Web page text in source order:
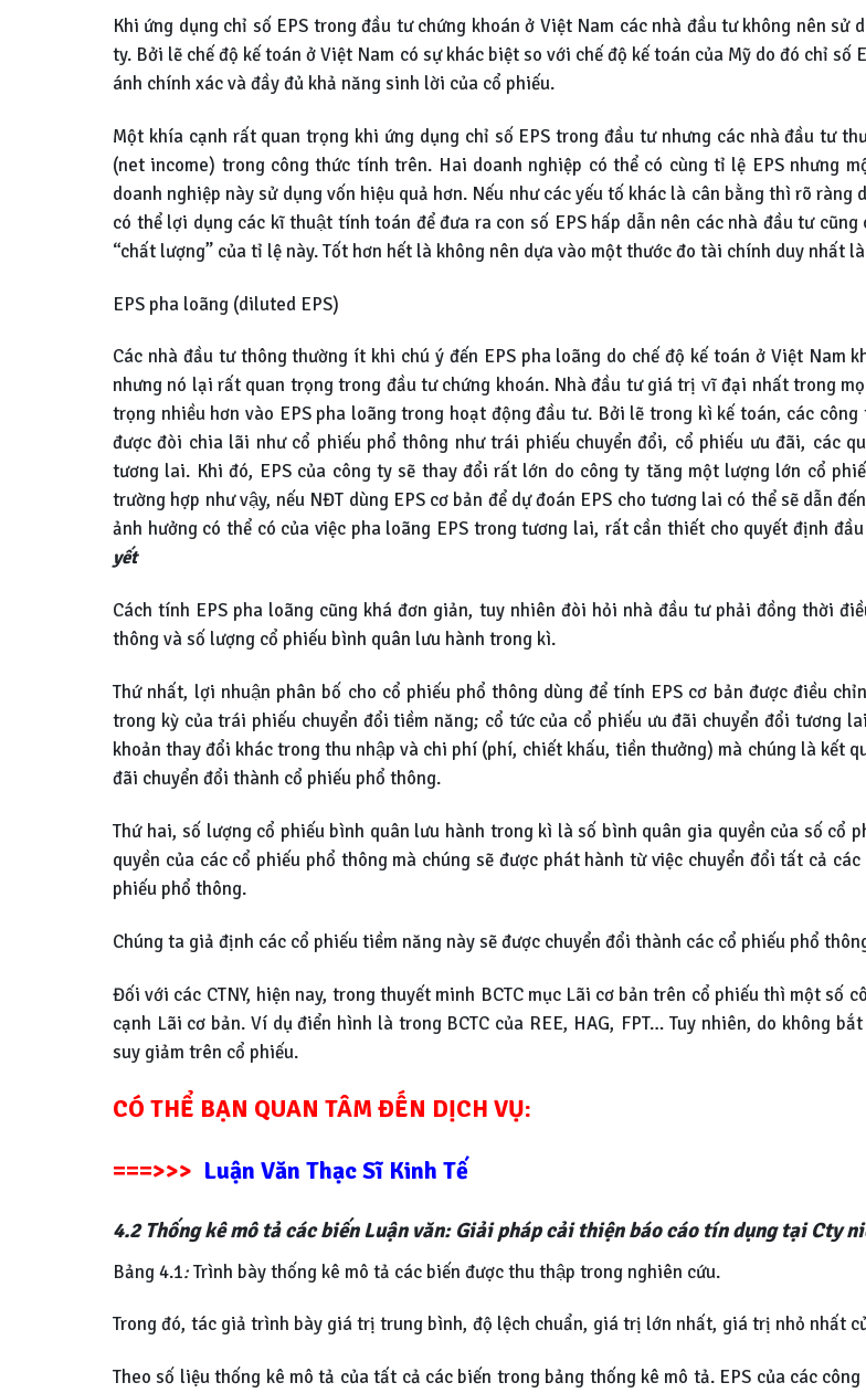
Khi ứng dụng chỉ số EPS trong đầu tư chứng khoán ở Việt Nam các nhà đầu tư không nên
ty. Bởi lẽ chế độ kế toán ở Việt Nam có sự khác biệt so với chế độ kế toán của Mỹ do đó chỉ
ánh chính xác và đầy đủ khả năng sinh lời của cổ phiếu.
Một khía cạnh rất quan trọng khi ứng dụng chỉ số EPS trong đầu tư nhưng các nhà đầu tư
(net income) trong công thức tính trên. Hai doanh nghiệp có thể có cùng tỉ lệ EPS nhưng
doanh nghiệp này sử dụng vốn hiệu quả hơn. Nếu như các yếu tố khác là cân bằng thì rõ
có thể lợi dụng các kĩ thuật tính toán để đưa ra con số EPS hấp dẫn nên các nhà đầu tư
“chất lượng” của tỉ lệ này. Tốt hơn hết là không nên dựa vào một thước đo tài chính duy nhất
EPS pha loãng (diluted EPS)
Các nhà đầu tư thông thường ít khi chú ý đến EPS pha loãng do chế độ kế toán ở Việt Nam
nhưng nó lại rất quan trọng trong đầu tư chứng khoán. Nhà đầu tư giá trị vĩ đại nhất trong
trọng nhiều hơn vào EPS pha loãng trong hoạt động đầu tư. Bởi lẽ trong kì kế toán, các
được đòi chia lãi như cổ phiếu phổ thông như trái phiếu chuyển đổi, cổ phiếu ưu đãi, các
tương lai. Khi đó, EPS của công ty sẽ thay đổi rất lớn do công ty tăng một lượng lớn cổ
trường hợp như vậy, nếu NĐT dùng EPS cơ bản để dự đoán EPS cho tương lai có thể sẽ dẫn
ảnh hưởng có thể có của việc pha loãng EPS trong tương lai, rất cần thiết cho quyết định
yết
Cách tính EPS pha loãng cũng khá đơn giản, tuy nhiên đòi hỏi nhà đầu tư phải đồng thời
thông và số lượng cổ phiếu bình quân lưu hành trong kì.
Thứ nhất, lợi nhuận phân bố cho cổ phiếu phổ thông dùng để tính EPS cơ bản được điều
trong kỳ của trái phiếu chuyển đổi tiềm năng; cổ tức của cổ phiếu ưu đãi chuyển đổi tương
khoản thay đổi khác trong thu nhập và chi phí (phí, chiết khấu, tiền thưởng) mà chúng là kết
đãi chuyển đổi thành cổ phiếu phổ thông.
Thứ hai, số lượng cổ phiếu bình quân lưu hành trong kì là số bình quân gia quyền của số cổ
quyền của các cổ phiếu phổ thông mà chúng sẽ được phát hành từ việc chuyển đổi tất cả
phiếu phổ thông.
Chúng ta giả định các cổ phiếu tiềm năng này sẽ được chuyển đổi thành các cổ phiếu phổ
Đối với các CTNY, hiện nay, trong thuyết minh BCTC mục Lãi cơ bản trên cổ phiếu thì một số
cạnh Lãi cơ bản. Ví dụ điển hình là trong BCTC của REE, HAG, FPT… Tuy nhiên, do không
suy giảm trên cổ phiếu.
CÓ THỂ BẠN QUAN TÂM ĐẾN DỊCH VỤ:
===>>> Luận Văn Thạc Sĩ Kinh Tế
4.2 Thống kê mô tả các biến Luận văn: Giải pháp cải thiện báo cáo tín dụng tại Cty
Bảng 4.1:Trình bày thống kê mô tả các biến được thu thập trong nghiên cứu.
Trong đó, tác giả trình bày giá trị trung bình, độ lệch chuẩn, giá trị lớn nhất, giá trị nhỏ nhất
Theo số liệu thống kê mô tả của tất cả các biến trong bảng thống kê mô tả. EPS của các